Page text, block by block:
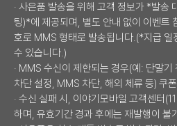
· 사은품 발송을 위해 고객 정보가 *발송
팅)*에 제공되며, 별도 안내 없이 이벤트
호로 MMS 형태로 발송됩니다.(*지급 일
수 있습니다.)
· MMS 수신이 제한되는 경우(예: 단말
차단 설정, MMS 차단, 해외 체류 등) 쿠
· 수신 실패 시, 이야기모바일 고객센터
하며, 유효기간 경과 후에는 재발행이 불